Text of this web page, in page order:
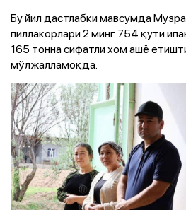
Бу йил дастлабки мавсумда
пиллакорлари 2 минг 754 қути
165 тонна сифатли хом ашё
мўлжалламоқда.